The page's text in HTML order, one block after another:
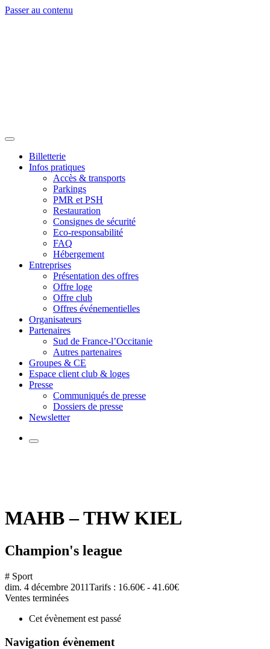
Passer au contenu
Billetterie
Infos pratiques
Accès & transports
Parkings
PMR et PSH
Restauration
Consignes de sécurité
Eco-responsabilité
FAQ
Hébergement
Entreprises
Présentation des offres
Offre loge
Offre club
Offres événementielles
Organisateurs
Partenaires
Sud de France-l’Occitanie
Autres partenaires
Groupes & CE
Espace client club & loges
Presse
Communiqués de presse
Dossiers de presse
Newsletter
MAHB – THW KIEL
Champion's league
# Sport
dim. 4 décembre 2011Tarifs : 16.60€ - 41.60€
Ventes terminées
Cet évènement est passé
Navigation évènement